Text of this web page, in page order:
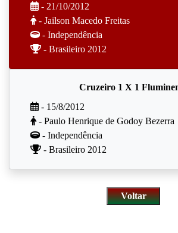
- 21/10/2012
- Jailson Macedo Freitas
- Independência
- Brasileiro 2012
Cruzeiro 1 X 1
- 15/8/2012
- Paulo Henrique de Godoy Bezerra
- Independência
- Brasileiro 2012